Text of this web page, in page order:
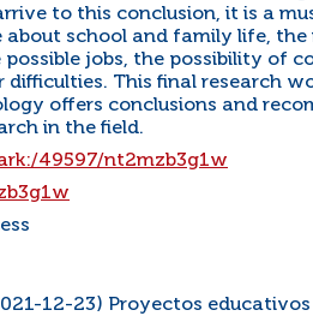
to this conclusion, it is a
school and family life, the
jobs, the possibility of
difficulties. This final research
offers conclusions and
in the field.
49597/nt2mzb3g1w
12-23) Proyectos